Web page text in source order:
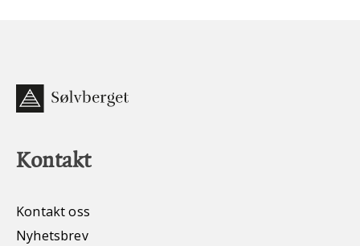
Kontakt
Kontakt oss
Nyhetsbrev